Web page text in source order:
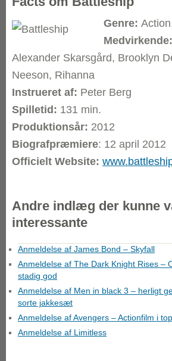
Genre:
Medvirkende:
Alexander Skarsgård, Brooklyn
Neeson, Rihanna
Instrueret af: Peter Berg
Spilletid: 131 min.
Produktionsår: 2012
Biografpræmiere: 12 april 2012
Officielt Website:
Andre indlæg der kunne
interessante
Anmeldelse af James Bond – Skyfall
Anmeldelse af The Dark Knight Rises –
stadig god
Anmeldelse af Men in black 3 – herligt
sorte jakkesæt
Anmeldelse af Avengers – Actionfilm i
Anmeldelse af Limitless